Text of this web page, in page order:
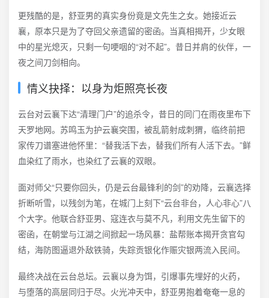
更残酷的是，舒亚男的真实身份竟是文先生之女。她接近云
襄，原本只是为了夺回父亲遗留的密函。当真相揭开，少女眼
中的星光熄灭，只剩一句哽咽的“对不起”。昔日并肩的伙伴，一
夜之间刀剑相向。
情义抉择：以身为炬照亮长夜
云台对云襄下达“清理门户”的追杀令，昔日的同门在雨夜里布下
天罗地网。苏鸣玉为护云襄突围，被乱箭射成刺猬，临终前把
家传刀谱塞进他怀里：“替我活下去，替我们所有人活下去。”鲜
血染红了雨水，也染红了云襄的双眼。
面对师父“只要你回头，仍是云台最锋利的剑”的劝降，云襄选择
折断听雪，以残剑为笔，在城门上刻下“云台非台，人心非心”八
个大字。他联合舒亚男、寇连衣与莫不凡，利用文先生留下的
密函，在朝堂与江湖之间掀起一场风暴：盐帮账本揭开贪官勾
结，海防图逼退外敌铁骑，失踪贡银化作赈灾银两流入民间。
最终决战在云台总坛。云襄以身为饵，引爆事先埋好的火药，
与堕落的高层同归于尽。火光冲天中，舒亚男抱着奄奄一息的